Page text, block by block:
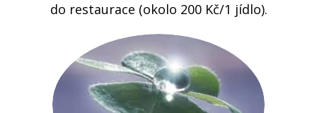
do restaurace (okolo 200 Kč/1 jídlo).